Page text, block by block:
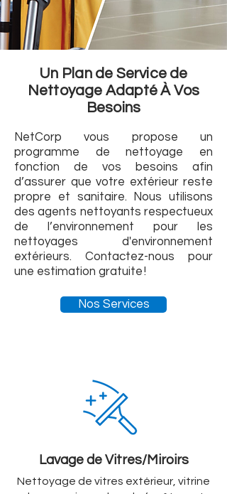
Un Plan de Service de
Nettoyage Adapté À Vos
Besoins
NetCorp vous propose un
programme de nettoyage en
fonction de vos besoins afin
d’assurer que votre extérieur reste
propre et sanitaire. Nous utilisons
des agents nettoyants respectueux
de l’environnement pour les
nettoyages d'environnement
extérieurs. Contactez-nous pour
une estimation gratuite !
Nos Services
Lavage de Vitres/Miroirs
Nettoyage de vitres extérieur, vitrine